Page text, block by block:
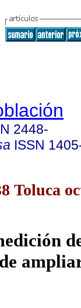
2448-
ISSN
Toluca